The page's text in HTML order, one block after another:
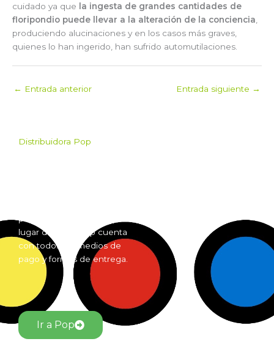
cuidado ya que la ingesta de grandes cantidades de
floripondio puede llevar a la alteración de la conciencia
produciendo alucinaciones y en los casos más graves,
quienes lo han ingerido, han sufrido automutilaciones.
← Entrada anterior Entrada siguiente →
Distribuidora Pop
por mayor desde cualquier
lugar del país. Pop cuenta
con todos los medios de
pago y formas de entrega.
Ir a Pop